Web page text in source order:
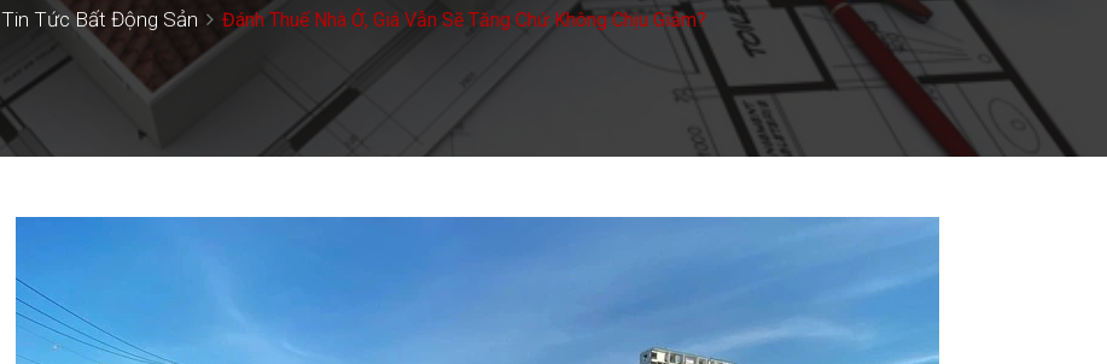
Tin Tức Bất Động Sản Đánh Thuế Nhà Ở, Giá Vẫn Sẽ Tăng Chứ Không Chịu Giảm?